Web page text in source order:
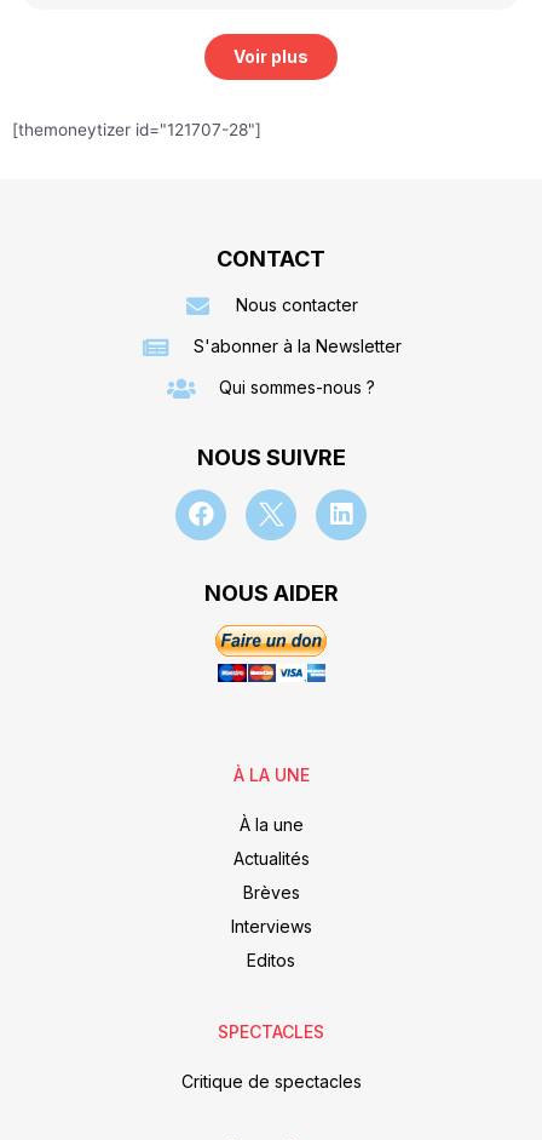
Voir plus
[themoneytizer id="121707-28"]
CONTACT
Nous contacter
S'abonner à la Newsletter
Qui sommes-nous ?
NOUS SUIVRE
NOUS AIDER
À LA UNE
À la une
Actualités
Brèves
Interviews
Editos
SPECTACLES
Critique de spectacles